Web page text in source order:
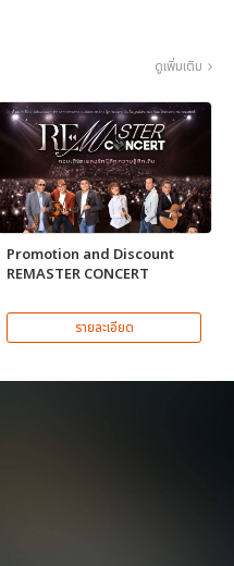
ดูเพิ่มเติม
Promotion and Discount
REMASTER CONCERT
รายละเอียด